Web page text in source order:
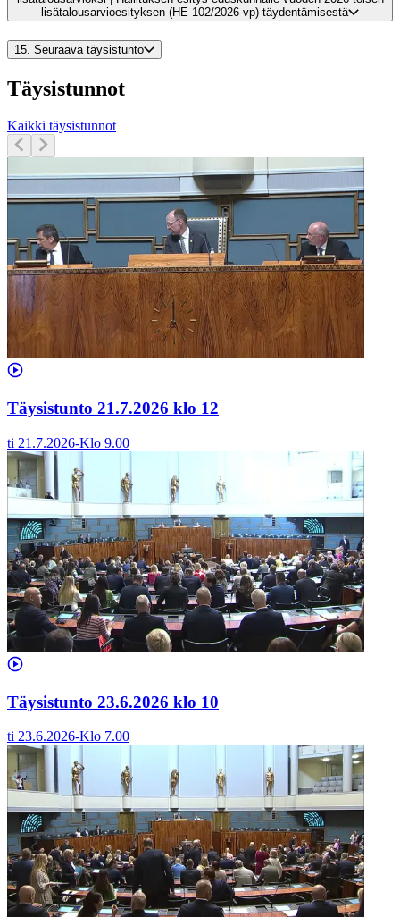
lisätalousarvioesityksen (HE 102/2026 vp) täydentämisestä
15. Seuraava täysistunto
Täysistunnot
Kaikki täysistunnot
Täysistunto 21.7.2026 klo 12
ti 21.7.2026-Klo 9.00
Täysistunto 23.6.2026 klo 10
ti 23.6.2026-Klo 7.00